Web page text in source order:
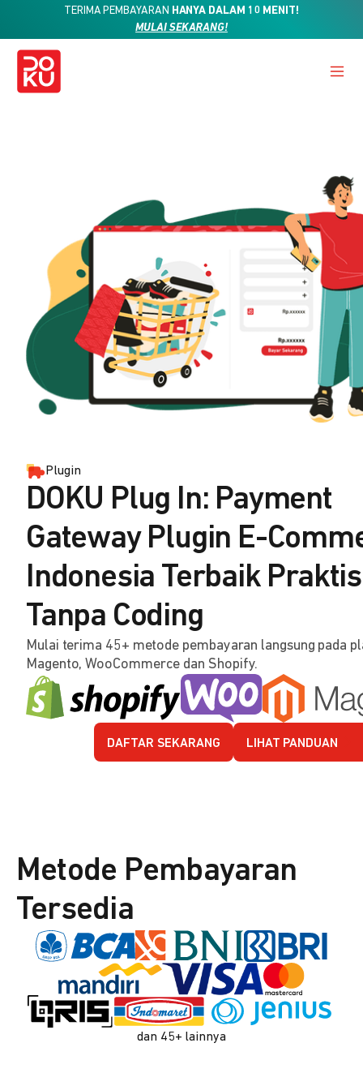
TERIMA PEMBAYARAN HANYA DALAM 10 MENIT!
MULAI SEKARANG!
Plugin
DOKU Plug In: Payment
Gateway Plugin E-
Indonesia Terbaik Praktis
Tanpa Coding
Mulai terima 45+ metode pembayaran langsung pada
Magento, WooCommerce dan Shopify.
DAFTAR SEKARANG LIHAT PANDUAN
Metode Pembayaran
Tersedia
dan 45+ lainnya